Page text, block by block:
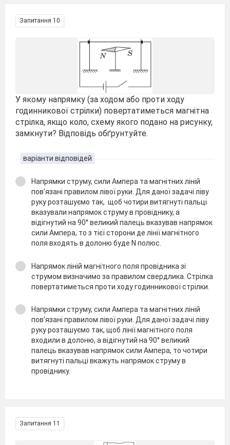
Запитання 10
У якому напрямку (за ходом або проти ходу
годинникової стрілки) повертатиметься магнітна
стрілка, якщо коло, схему якого подано на рисунку,
замкнути? Відповідь обґрунтуйте.
варіанти відповідей
Напрямки струму, сили Ампера та магнітних ліній
пов’язані правилом лівої руки. Для даної задачі ліву
руку розташуємо так, щоб чотири витягнуті пальці
вказували напрямок струму в провіднику, а
відігнутий на 90° великий палець вказував напрямок
сили Ампера, то з тієї сторони де лінії магнітного
поля входять в долоню буде N полюс.
Напрямок ліній магнітного поля провідника зі
струмом визначимо за правилом свердлика. Стрілка
повертатиметься проти ходу годинникової стрілки.
Напрямки струму, сили Ампера та магнітних ліній
пов’язані правилом лівої руки. Для даної задачі ліву
руку розташуємо так, щоб лінії магнітного поля
входили в долоню, а відігнутий на 90° великий
палець вказував напрямок сили Ампера, то чотири
витягнуті пальці вкажуть напрямок струму в
провіднику.
Запитання 11